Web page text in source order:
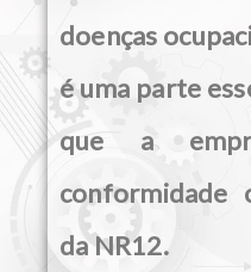
doenças
é uma parte
que a
conformidade
da NR12.